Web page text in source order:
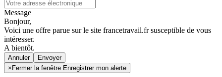
Message
Bonjour,
Voici une offre parue sur le site francetravail.fr susceptible de vous
intéresser.
A bientôt.
Annuler
× Fermer la fenêtre Enregistrer mon alerte